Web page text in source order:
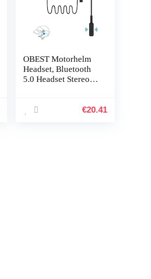
OBEST Motorhelm
Headset, Bluetooth
5.0 Headset Stereo
Koptelefoon met€20.41